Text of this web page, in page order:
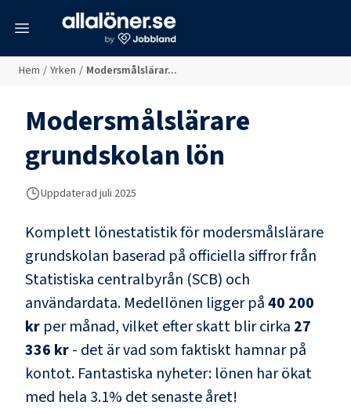
Hem / Yrken / Modersmålslärar...
Modersmålslärare
grundskolan lön
Uppdaterad juli 2025
Komplett lönestatistik förmodersmålslärare
grundskolan baserad på officiella siffror från
Statistiska centralbyrån (SCB) och
användardata. Medellönen ligger på40 200
kr per månad, vilket efter skatt blir cirka 27
336 kr- det är vad som faktiskt hamnar på
kontot. Fantastiska nyheter: lönen har ökat
med hela 3.1% det senaste året!